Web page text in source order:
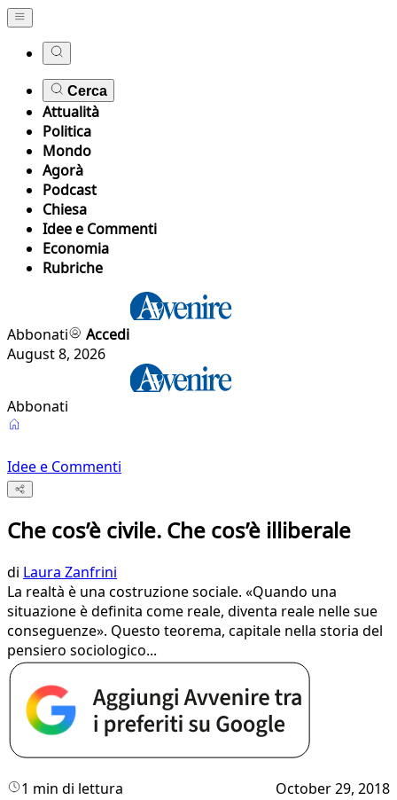
Cerca
Attualità
Politica
Mondo
Agorà
Podcast
Chiesa
Idee e Commenti
Economia
Rubriche
Abbonati
Accedi
August 8, 2026
Abbonati
Idee e Commenti
Che cos’è civile. Che cos’è illiberale
di Laura Zanfrini
La realtà è una costruzione sociale. «Quando una
situazione è definita come reale, diventa reale nelle sue
conseguenze». Questo teorema, capitale nella storia del
pensiero sociologico...
1 min di lettura October 29, 2018